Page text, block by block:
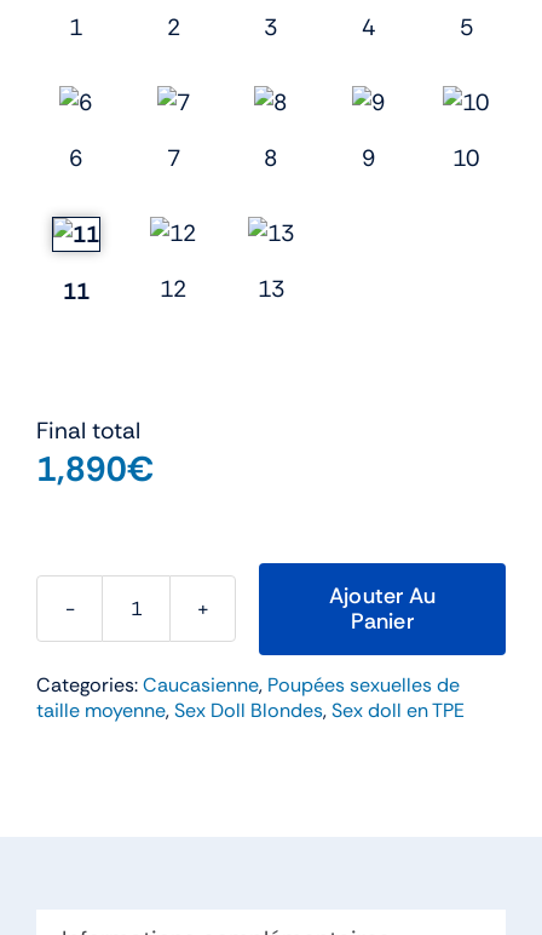
1 2 3 4 5
6 7 8 9 10
11 12 13
Final total
1,890€
quantité
Karina
–
Ajouter Au
Panier
Categories:Caucasienne, Poupées sexuelles de
taille moyenne,Sex Doll Blondes,Sex doll en TPE